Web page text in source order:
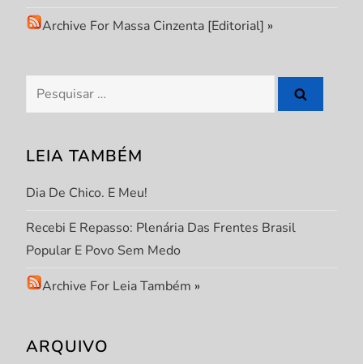
n
a
ç
ã
o
d
e
o
Archive For Massa Cinzenta [Editorial] »
Pesquisar
por:
LEIA TAMBÉM
Dia De Chico. E Meu!
Recebi E Repasso: Plenária Das Frentes Brasil
Popular E Povo Sem Medo
Archive For Leia Também »
ARQUIVO